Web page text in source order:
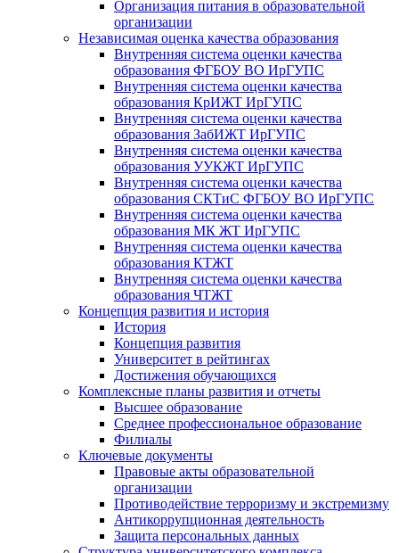
Организация питания в образовательной
организации
Независимая оценка качества образования
Внутренняя система оценки качества
образования ФГБОУ ВО ИрГУПС
Внутренняя система оценки качества
образования КрИЖТ ИрГУПС
Внутренняя система оценки качества
образования ЗабИЖТ ИрГУПС
Внутренняя система оценки качества
образования УУКЖТ ИрГУПС
Внутренняя система оценки качества
образования СКТиС ФГБОУ ВО ИрГУПС
Внутренняя система оценки качества
образования МК ЖТ ИрГУПС
Внутренняя система оценки качества
образования КТЖТ
Внутренняя система оценки качества
образования ЧТЖТ
Концепция развития и история
История
Концепция развития
Университет в рейтингах
Достижения обучающихся
Комплексные планы развития и отчеты
Высшее образование
Среднее профессиональное образование
Филиалы
Ключевые документы
Правовые акты образовательной
организации
Противодействие терроризму и экстремизму
Антикоррупционная деятельность
Защита персональных данных